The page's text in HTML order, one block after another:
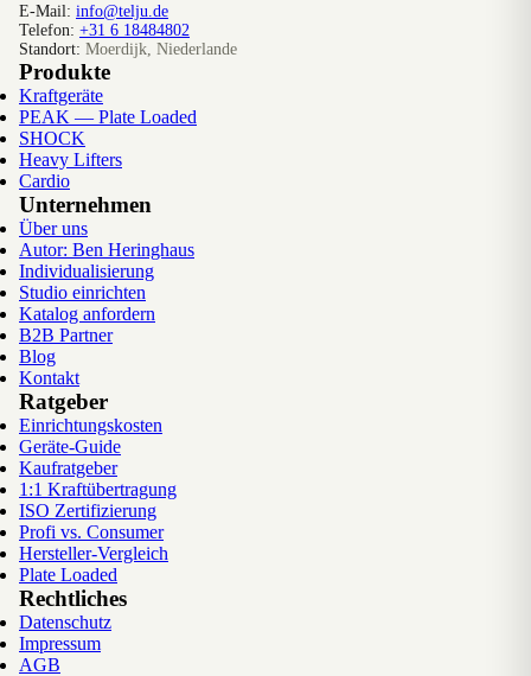
E-Mail: info@telju.de
Telefon: +31 6 18484802
Standort: Moerdijk, Niederlande
Produkte
Kraftgeräte
PEAK — Plate Loaded
SHOCK
Heavy Lifters
Cardio
Unternehmen
Über uns
Autor: Ben Heringhaus
Individualisierung
Studio einrichten
Katalog anfordern
B2B Partner
Blog
Kontakt
Ratgeber
Einrichtungskosten
Geräte-Guide
Kaufratgeber
1:1 Kraftübertragung
ISO Zertifizierung
Profi vs. Consumer
Hersteller-Vergleich
Plate Loaded
Rechtliches
Datenschutz
Impressum
AGB